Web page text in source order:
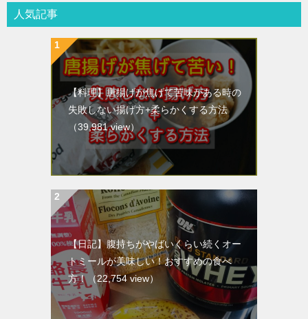
人気記事
【料理】唐揚げが焦げて苦味がある時の
失敗しない揚げ方+柔らかくする方法
（39,981 view）
【日記】腹持ちがやばいくらい続くオー
トミールが美味しい！おすすめの食べ
方！
（22,754 view）